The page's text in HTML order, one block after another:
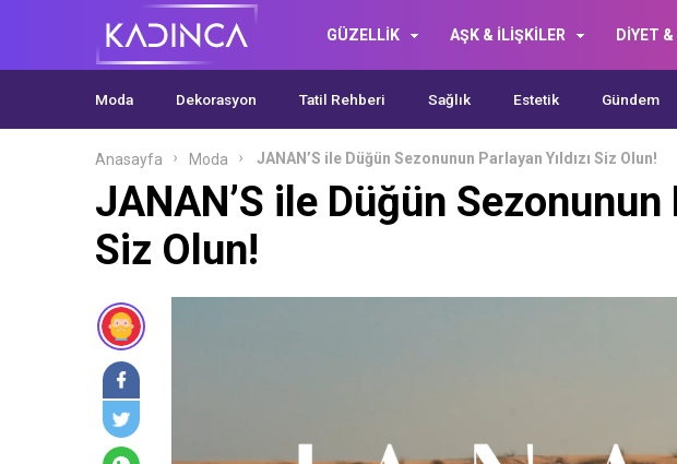
GÜZELLİK AŞK & İLİŞKİLER DİYET
Moda Dekorasyon Tatil Rehberi Sağlık Estetik Gündem
Anasayfa Moda JANAN’S ile Düğün Sezonunun Parlayan Yıldızı Siz Olun!
JANAN’S ile Düğün Sezonunun
Siz Olun!